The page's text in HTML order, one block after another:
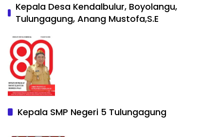
Kepala Desa Kendalbulur, Boyolangu,
Tulungagung, Anang Mustofa,S.E
Kepala SMP Negeri 5 Tulungagung